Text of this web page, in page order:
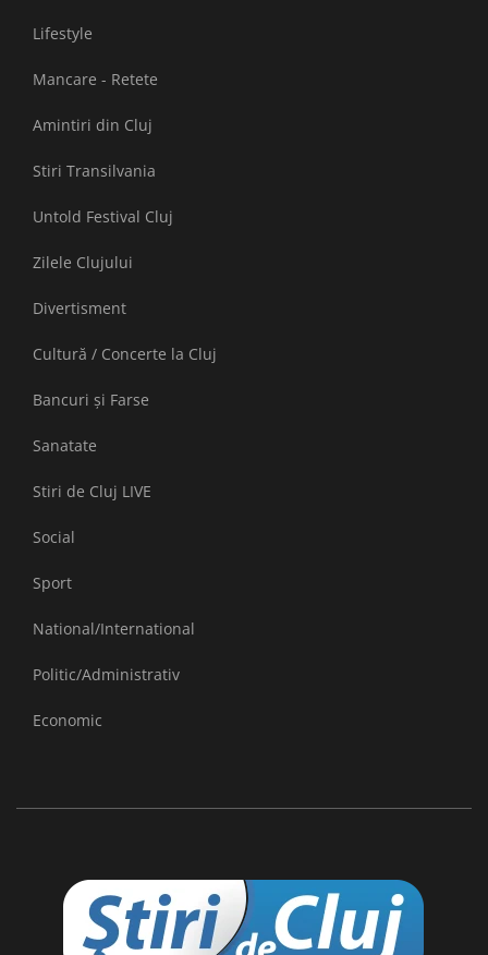
Lifestyle
Mancare - Retete
Amintiri din Cluj
Stiri Transilvania
Untold Festival Cluj
Zilele Clujului
Divertisment
Cultură / Concerte la Cluj
Bancuri și Farse
Sanatate
Stiri de Cluj LIVE
Social
Sport
National/International
Politic/Administrativ
Economic